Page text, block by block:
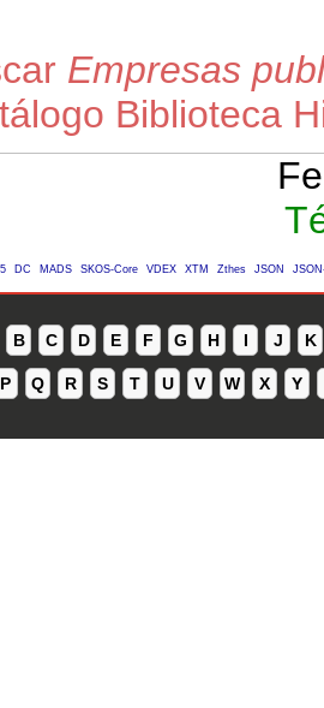
Empresas
Biblioteca
DC MADS SKOS-Core VDEX XTM Zthes JSON
B C D E F G H I J K
P Q R S T U V W X Y